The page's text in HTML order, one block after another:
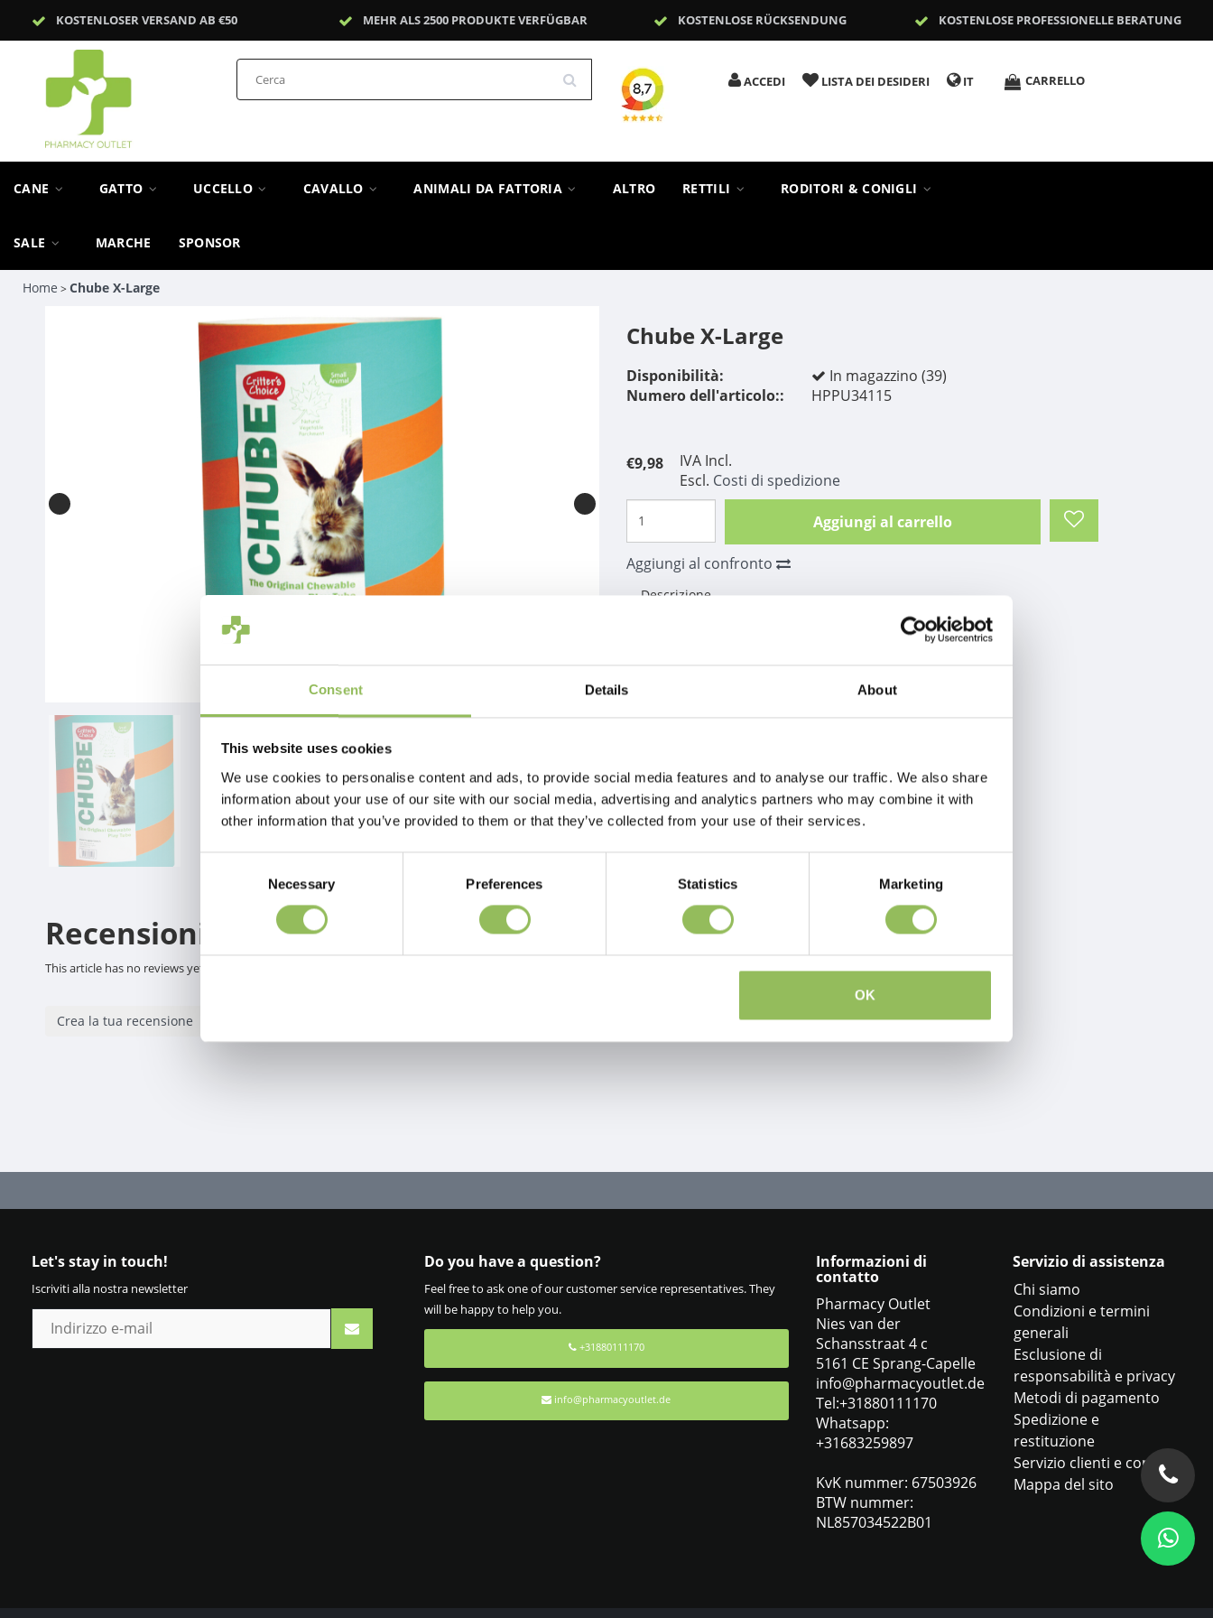
Consent Details About
This website uses cookies
We use cookies to personalise content and ads, to provide social media features and to analyse our traffic. We also share
information about your use of our site with our social media, advertising and analytics partners who may combine it with
other information that you’ve provided to them or that they’ve collected from your use of their services.
Necessary Preferences Statistics Marketing
OK
KOSTENLOSER VERSAND AB €50 MEHR ALS 2500 PRODUKTE VERFÜGBAR KOSTENLOSE RÜCKSENDUNG KOSTENLOSE PROFESSIONELLE BERATUNG
ACCEDI LISTA DEI DESIDERI IT CARRELLO
CANE GATTO UCCELLO CAVALLO ANIMALI DA FATTORIA ALTRO RETTILI RODITORI & CONIGLI
SALE MARCHE SPONSOR
Home >Chube X-Large
Chube X-Large
Disponibilità:
In magazzino (39)
Numero dell'articolo::
HPPU34115
€9,98
IVA Incl.
Escl. Costi di spedizione
Aggiungi al carrello
Aggiungi al confronto
Descrizione
Recensioni
This article has no reviews yet
Crea la tua recensione
Let's stay in touch!
Iscriviti alla nostra newsletter
Do you have a question?
Feel free to ask one of our customer service representatives. They
will be happy to help you.
+31880111170
info@pharmacyoutlet.de
Informazioni di
contatto
Pharmacy Outlet
Nies van der
Schansstraat 4 c
5161 CE Sprang-Capelle
info@pharmacyoutlet.de
Tel:+31880111170
Whatsapp:
+31683259897
KvK nummer: 67503926
BTW nummer:
NL857034522B01
Servizio di assistenza
Chi siamo
Condizioni e termini
generali
Esclusione di
responsabilità e privacy
Metodi di pagamento
Spedizione e
restituzione
Servizio clienti e contatti
Mappa del sito